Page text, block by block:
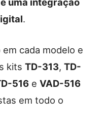
.
cada modelo e
kits TD-313, TD-
516 e VAD-516
em todo o